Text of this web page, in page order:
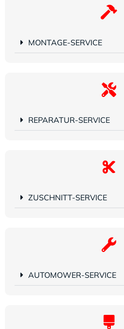
MONTAGE-SERVICE
REPARATUR-SERVICE
ZUSCHNITT-SERVICE
AUTOMOWER-SERVICE